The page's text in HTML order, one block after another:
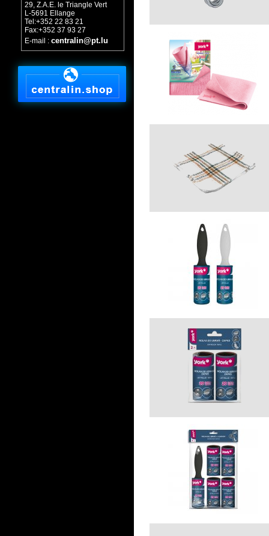
29, Z.A.E. le Triangle Vert
L-5691 Ellange
Tel:+352 22 83 21
Fax:+352 37 93 27
E-mail : centralin@pt.lu